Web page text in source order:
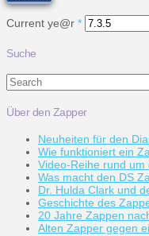
Current ye@r *
Suche
Search
Über den Zapper
Neuheiten für den
Wie funktioniert ein
Video-Reihe rund um
Was macht den DS
Dr. Hulda Clark und
Geschichte des
20 Jahre Zappen
Alten Zapper gegen